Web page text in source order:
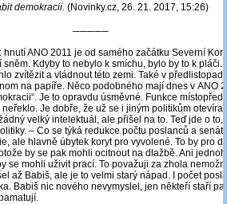
demokracii. (Novinky.cz, 26. 21. 2017, 15:26)
─────
ANO 2011 je od samého začátku Severní
Kdyby to nebylo k smíchu, bylo by to k pláči.
zvítězit a vládnout této zemi. Také v
na papíře. Něco podobného mají dnes v ANO
Je to opravdu úsměvné. Funkce
Je dobře, že už se i jiným politikům
velký intelektuál, ale přišel na to. Teď jde o to,
‒ Co se týká redukce počtu poslanců a
ale hlavně úbytek koryt pro vyvolené. To by pro
by se pak mohli ocitnout na dlažbě. Ani
se mohli uživit prací. To považuji za zhola
až Babiš, ale je to velmi starý nápad. I počet
Babiš nic nového nevymyslel, jen někteří staří